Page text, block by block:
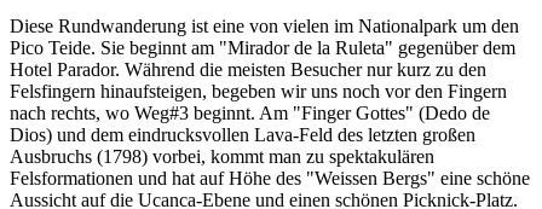
Diese Rundwanderung ist eine von vielen im Nationalpark um den
Pico Teide. Sie beginnt am "Mirador de la Ruleta" gegenüber dem
Hotel Parador. Während die meisten Besucher nur kurz zu den
Felsfingern hinaufsteigen, begeben wir uns noch vor den Fingern
nach rechts, wo Weg#3 beginnt. Am "Finger Gottes" (Dedo de
Dios) und dem eindrucksvollen Lava-Feld des letzten großen
Ausbruchs (1798) vorbei, kommt man zu spektakulären
Felsformationen und hat auf Höhe des "Weissen Bergs" eine schöne
Aussicht auf die Ucanca-Ebene und einen schönen Picknick-Platz.